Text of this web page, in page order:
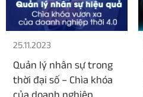
25.11.2023
Quản lý nhân sự trong
thời đại số – Chìa khóa
của doanh nghiệp